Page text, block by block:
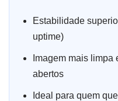
Estabilidade
uptime)
Imagem mais
abertos
Ideal para quem